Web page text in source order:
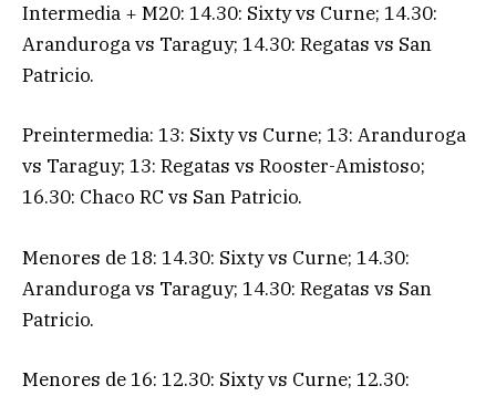
Intermedia + M20: 14.30: Sixty vs Curne; 14.30:
Aranduroga vs Taraguy; 14.30: Regatas vs San
Patricio.
Preintermedia: 13: Sixty vs Curne; 13: Aranduroga
vs Taraguy; 13: Regatas vs Rooster-Amistoso;
16.30: Chaco RC vs San Patricio.
Menores de 18: 14.30: Sixty vs Curne; 14.30:
Aranduroga vs Taraguy; 14.30: Regatas vs San
Patricio.
Menores de 16: 12.30: Sixty vs Curne; 12.30: